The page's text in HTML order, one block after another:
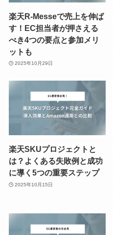
楽天R-Messeで売上を伸ば
す！EC担当者が押さえる
べき4つの要点と参加メリ
ットも
2025年10月29日
楽天SKUプロジェクトと
は？よくある失敗例と成功
に導く5つの重要ステップ
2025年10月15日